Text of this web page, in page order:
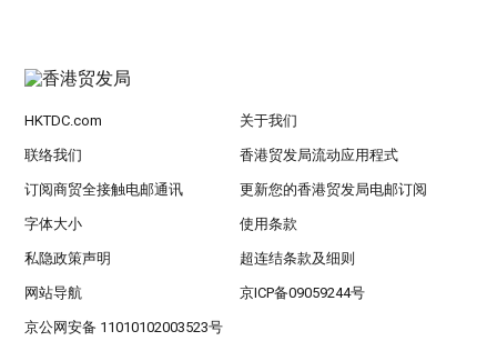
HKTDC.com 关于我们
联络我们 香港贸发局流动应用程式
订阅商贸全接触电邮通讯 更新您的香港贸发局电邮订阅
字体大小 使用条款
私隐政策声明 超连结条款及细则
网站导航 京ICP备09059244号
京公网安备 11010102003523号